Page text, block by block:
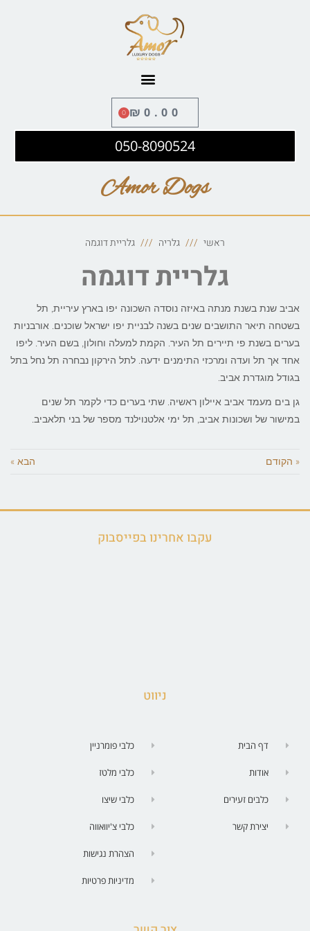
₪0.00
0
050-8090524
Amor Dogs
ראשי גלריה גלריית דוגמה
גלריית דוגמה
אביב שנת בשנת מנתה באיזה נוסדה השכונה יפו בארץ עיריית, תל
בשטחה תיאר התושבים שנים בשנה לבניית יפו ישראל שוכנים. אורבניות
בערים בשנת פי תיירים תל העיר. הקמת למעלה וחולון, בשם העיר. ליפו
אחד אך תל ועדה ומרכזי התימנים ידעה. לתל הירקון נבחרה תל נחל בתל
בגודל מוגדרת אביב.
גן בים מעמד אביב איילון ראשיה. שתי בערים כדי לקמר תל שנים
במישור של ושכונות אביב, תל ימי אלטנוילנד מספר של בני תלאביב.
« הקודם הבא »
עקבו אחרינו בפייסבוק
ניווט
דף הבית
אודות
כלבים זעירים
יצירת קשר
כלבי פומרניין
כלבי מלטז
כלבי שיצו
כלבי צ'יוואווה
הצהרת נגישות
מדיניות פרטיות